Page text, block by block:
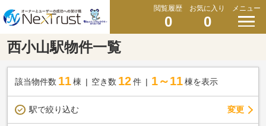
閲覧履歴
0
お気に入り
0
メニュー
西小山駅物件一覧
該当物件数 11棟 空き数 12 件 1～11 棟を表示
駅で絞り込む 変更